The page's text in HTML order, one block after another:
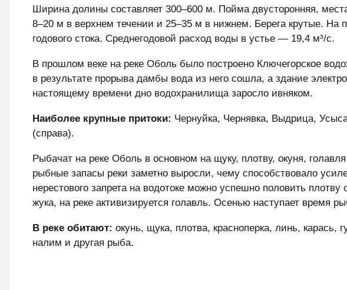
Ширина долины составляет 300–600 м. Пойма двусторонняя,
8–20 м в верхнем течении и 25–35 м в нижнем. Берега крутые. На
годового стока. Среднегодовой расход воды в устье — 19,4 м³/с.
В прошлом веке на реке Оболь было построено Ключегорское
в результате прорыва дамбы вода из него сошла, а здание
настоящему времени дно водохранилища заросло ивняком.
Наиболее крупные притоки: Чернуйка, Чернявка, Выдрица,
(справа).
Рыбачат на реке Оболь в основном на щуку, плотву, окуня,
рыбные запасы реки заметно выросли, чему способствовало
нерестового запрета на водотоке можно успешно половить
жука, на реке активизируется голавль. Осенью наступает время
В реке обитают: окунь, щука, плотва, красноперка, линь, карась,
налим и другая рыба.